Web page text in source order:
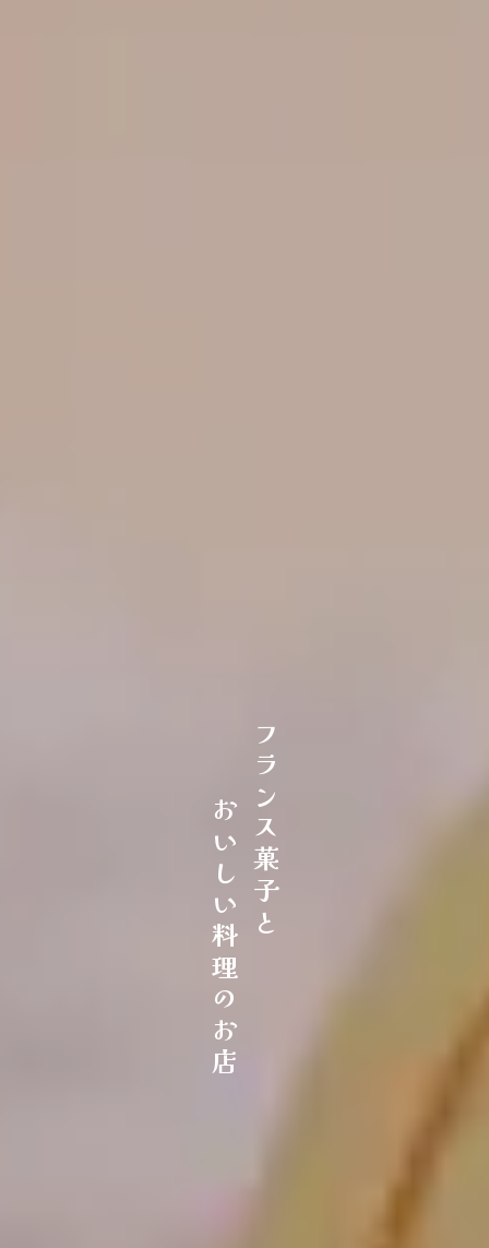
フランス菓子と
おいしい料理のお店